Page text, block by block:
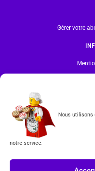
Nous utilisons
notre service.
Gérer votre
Tous les produits vendus sur ce site sont
marque déposée par The LEGO Group.